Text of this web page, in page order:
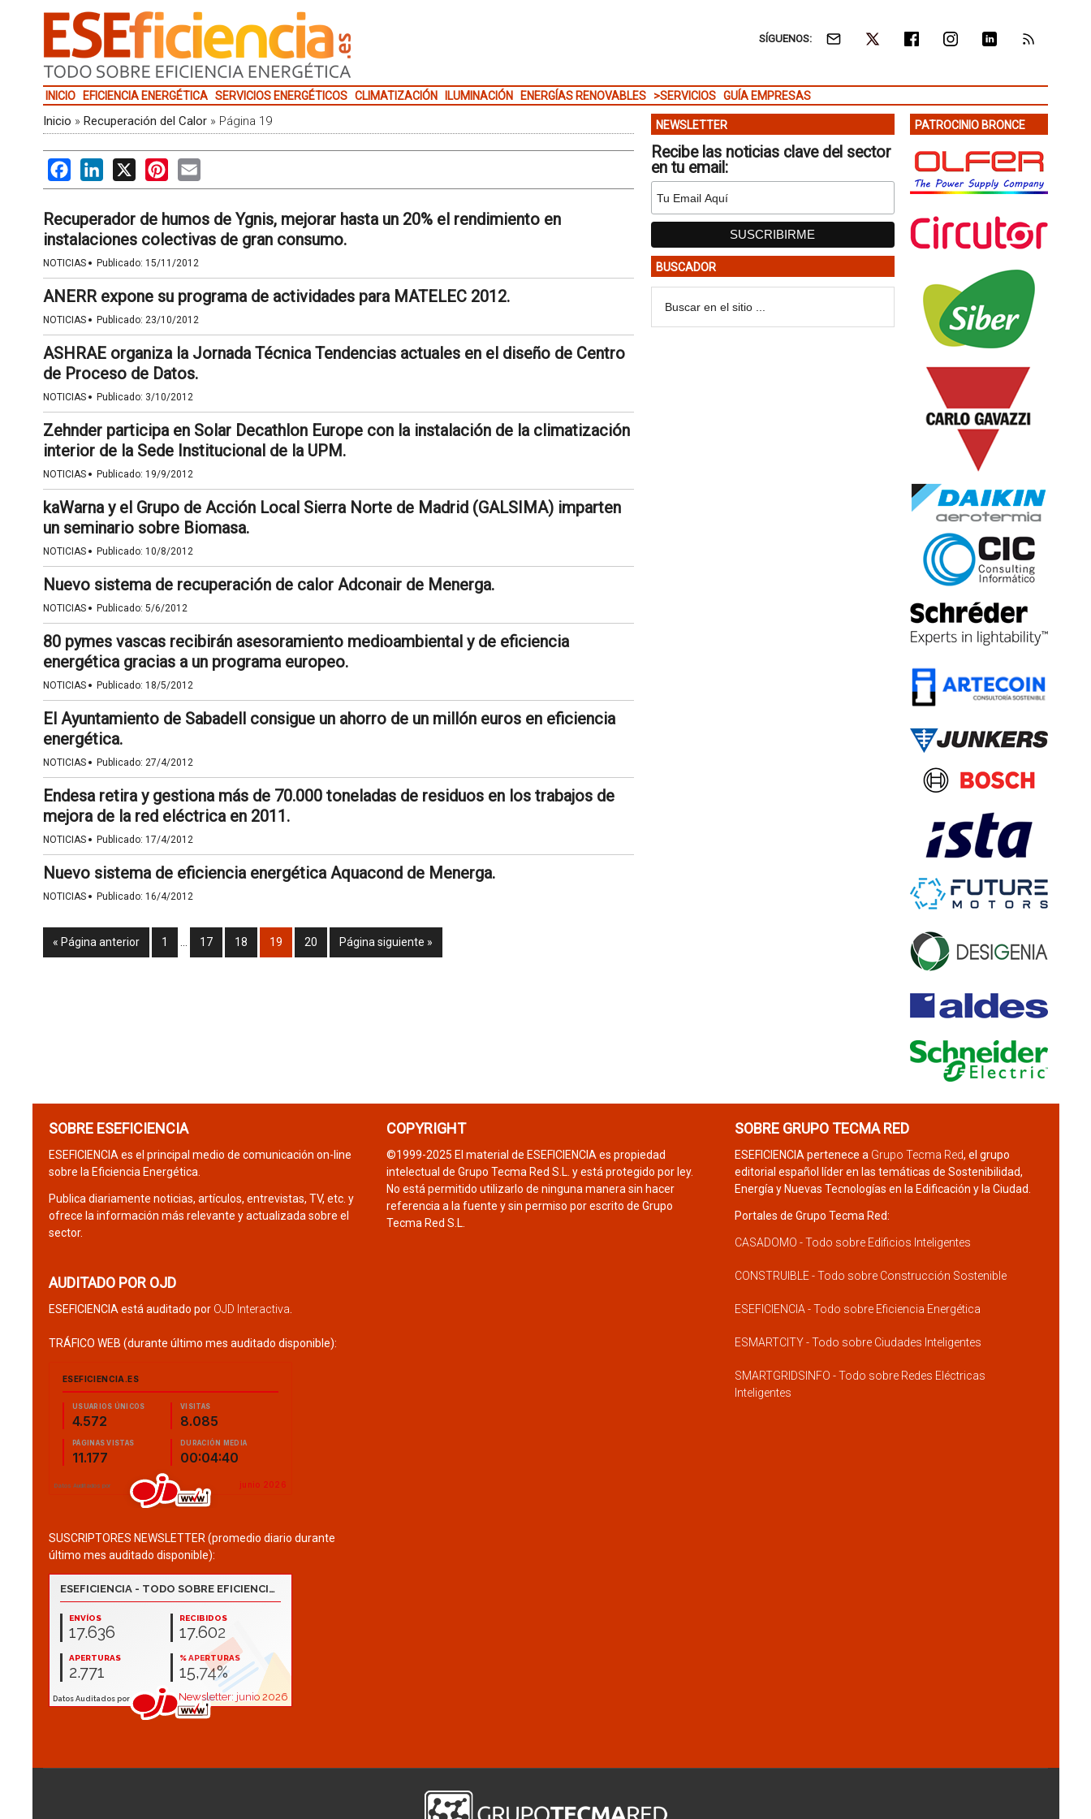
SÍGUENOS:
INICIO EFICIENCIA ENERGÉTICA SERVICIOS ENERGÉTICOS CLIMATIZACIÓN ILUMINACIÓN ENERGÍAS RENOVABLES >SERVICIOS GUÍA EMPRESAS
Inicio » Recuperación del Calor» Página 19
FacebookLinkedIn
X PinterestEmail
Recuperador de humos de Ygnis, mejorar hasta un 20% el rendimiento en
instalaciones colectivas de gran consumo.
NOTICIAS · Publicado: 15/11/2012
ANERR expone su programa de actividades para MATELEC 2012.
NOTICIAS · Publicado: 23/10/2012
ASHRAE organiza la Jornada Técnica Tendencias actuales en el diseño de Centro
de Proceso de Datos.
NOTICIAS · Publicado: 3/10/2012
Zehnder participa en Solar Decathlon Europe con la instalación de la climatización
interior de la Sede Institucional de la UPM.
NOTICIAS · Publicado: 19/9/2012
kaWarna y el Grupo de Acción Local Sierra Norte de Madrid (GALSIMA) imparten
un seminario sobre Biomasa.
NOTICIAS · Publicado: 10/8/2012
Nuevo sistema de recuperación de calor Adconair de Menerga.
NOTICIAS · Publicado: 5/6/2012
80 pymes vascas recibirán asesoramiento medioambiental y de eficiencia
energética gracias a un programa europeo.
NOTICIAS · Publicado: 18/5/2012
El Ayuntamiento de Sabadell consigue un ahorro de un millón euros en eficiencia
energética.
NOTICIAS · Publicado: 27/4/2012
Endesa retira y gestiona más de 70.000 toneladas de residuos en los trabajos de
mejora de la red eléctrica en 2011.
NOTICIAS · Publicado: 17/4/2012
Nuevo sistema de eficiencia energética Aquacond de Menerga.
NOTICIAS · Publicado: 16/4/2012
« Página anterior 1 17 18 19 20 Página siguiente »
NEWSLETTER
Recibe las noticias clave del sector
en tu email:
BUSCADOR
PATROCINIO BRONCE
SOBRE ESEFICIENCIA
ESEFICIENCIA es el principal medio de comunicación on-line
sobre la Eficiencia Energética.
Publica diariamente noticias, artículos, entrevistas, TV, etc. y
ofrece la información más relevante y actualizada sobre el
sector.
AUDITADO POR OJD
ESEFICIENCIA está auditado por OJD Interactiva
TRÁFICO WEB (durante último mes auditado disponible):
SUSCRIPTORES NEWSLETTER (promedio diario durante
último mes auditado disponible):
COPYRIGHT
©1999-2025 El material de ESEFICIENCIA es propiedad
intelectual de Grupo Tecma Red S.L. y está protegido por ley.
No está permitido utilizarlo de ninguna manera sin hacer
referencia a la fuente y sin permiso por escrito de Grupo
Tecma Red S.L.
SOBRE GRUPO TECMA RED
ESEFICIENCIA pertenece a Grupo Tecma Red, el grupo
editorial español líder en las temáticas de Sostenibilidad,
Energía y Nuevas Tecnologías en la Edificación y la Ciudad.
Portales de Grupo Tecma Red:
CASADOMO - Todo sobre Edificios Inteligentes
CONSTRUIBLE - Todo sobre Construcción Sostenible
ESEFICIENCIA - Todo sobre Eficiencia Energética
ESMARTCITY - Todo sobre Ciudades Inteligentes
SMARTGRIDSINFO - Todo sobre Redes Eléctricas
Inteligentes